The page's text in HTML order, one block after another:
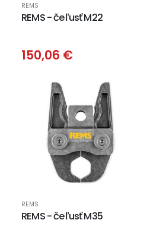
REMS
REMS - čeľusť M22
150,06 €
REMS
REMS - čeľusť M35